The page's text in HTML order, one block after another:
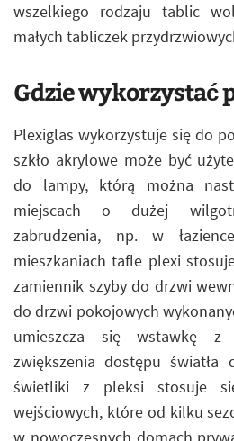
wszelkiego rodzaju tablic
małych tabliczek
Gdzie wykorzystać
Plexiglas wykorzystuje się do
szkło akrylowe może być
do lampy, którą można
miejscach o dużej
zabrudzenia, np. w
mieszkaniach tafle plexi
zamiennik szyby do drzwi
do drzwi pokojowych
umieszcza się wstawkę
zwiększenia dostępu światła
świetliki z pleksi stosuje
wejściowych, które od kilku